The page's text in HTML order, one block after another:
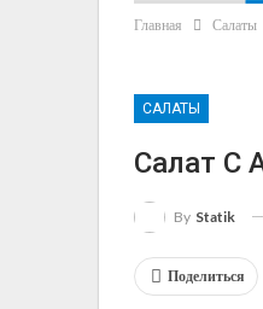
Статьи
Главная Салаты
САЛАТЫ
Салат С
By Statik
Поделиться